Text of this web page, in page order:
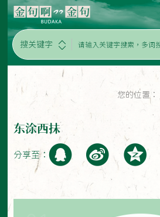
搜关键字
您的位置：
东涂西抺
分享至：